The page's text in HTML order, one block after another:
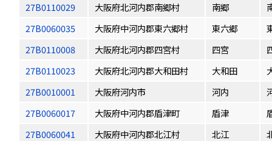
27B0110029
大阪府北河内郡南郷村 南郷
27B0060035
大阪府中河内郡東六郷村 東六郷
27B0110008
大阪府北河内郡四宮村 四宮
27B0110023
大阪府北河内郡大和田村 大和田
27B0010001
大阪府河内市 河内
27B0060017
大阪府中河内郡盾津町 盾津
27B0060041
大阪府中河内郡北江村 北江